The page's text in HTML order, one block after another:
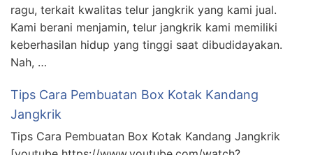
ragu, terkait kwalitas telur jangkrik yang kami jual.
Kami berani menjamin, telur jangkrik kami memiliki
keberhasilan hidup yang tinggi saat dibudidayakan.
Nah, …
Tips Cara Pembuatan Box Kotak Kandang
Jangkrik
Tips Cara Pembuatan Box Kotak Kandang Jangkrik